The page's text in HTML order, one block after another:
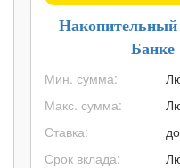
Накопительный
Банке
Мин. сумма:
Макс. сумма:
Ставка:
Срок вклада: